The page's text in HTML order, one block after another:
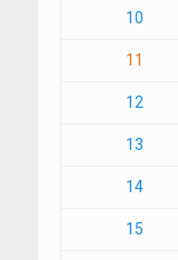
10
11
12
13
14
15